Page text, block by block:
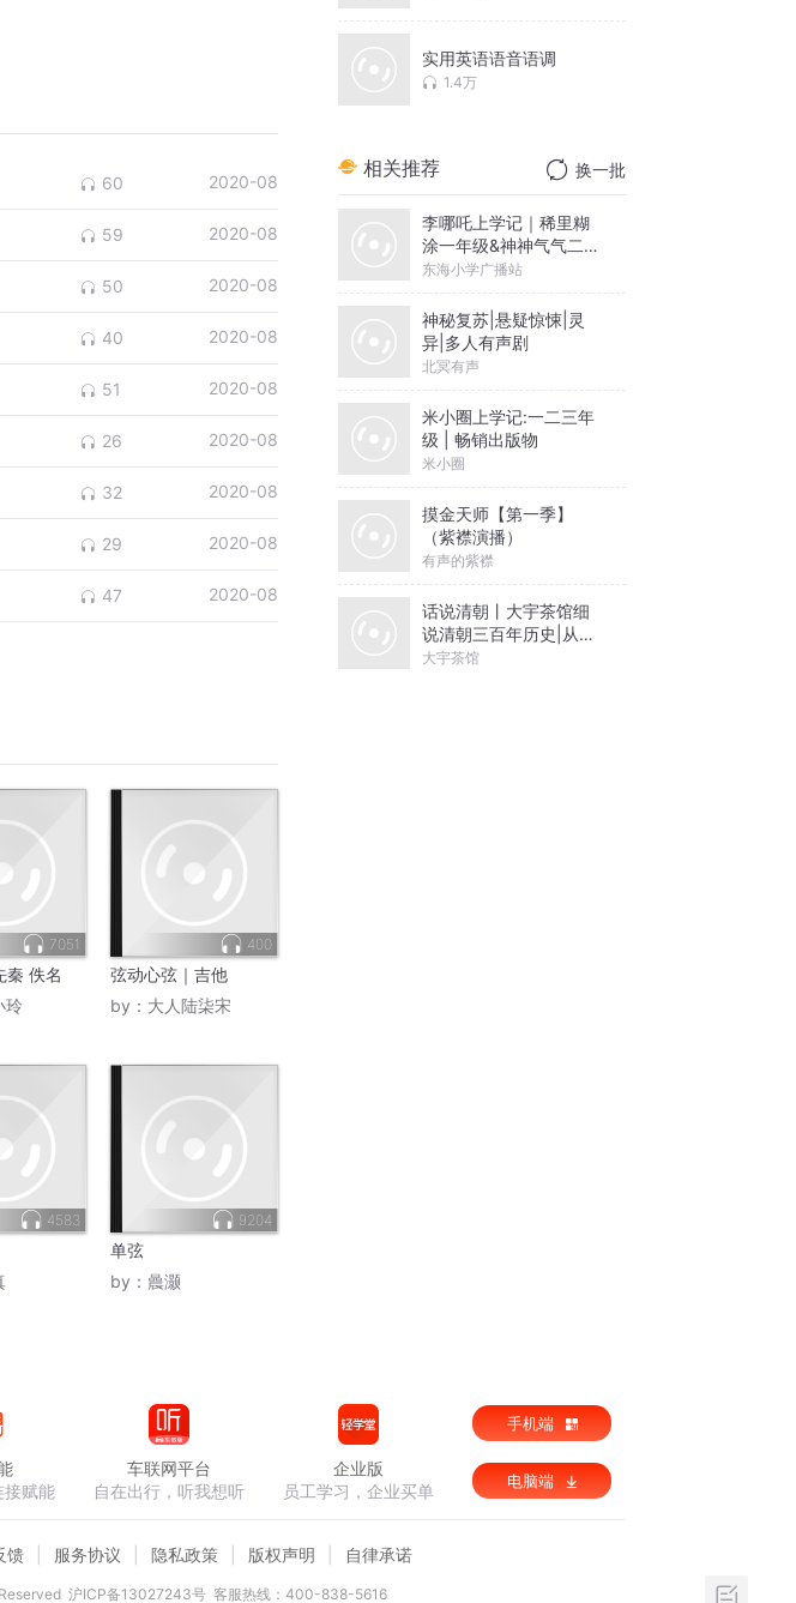
60 2020-08
59 2020-08
50 2020-08
40 2020-08
51 2020-08
26 2020-08
32 2020-08
29 2020-08
47 2020-08
7051
秦 佚名
玲
400
弦动心弦｜吉他
by： 大人陆柒宋
4583 9204
单弦
by： 曟灏
实用英语语音语调
1.4万
相关推荐 换一批
李哪吒上学记｜稀里糊
涂一年级&神神气气二年
级
东海小学广播站
神秘复苏|悬疑惊悚|灵
异|多人有声剧
北冥有声
米小圈上学记:一二三年
级 | 畅销出版物
米小圈
摸金天师【第一季】
（紫襟演播）
有声的紫襟
话说清朝丨大宇茶馆细
说清朝三百年历史|从努
尔哈赤到末代皇帝溥仪|
大宇茶馆
接赋能
车联网平台
自在出行，听我想听
企业版
员工学习，企业买单
手机端
电脑端
馈 服务协议 隐私政策 版权声明 自律承诺
沪ICP备13027243号 客服热线：400-838-5616